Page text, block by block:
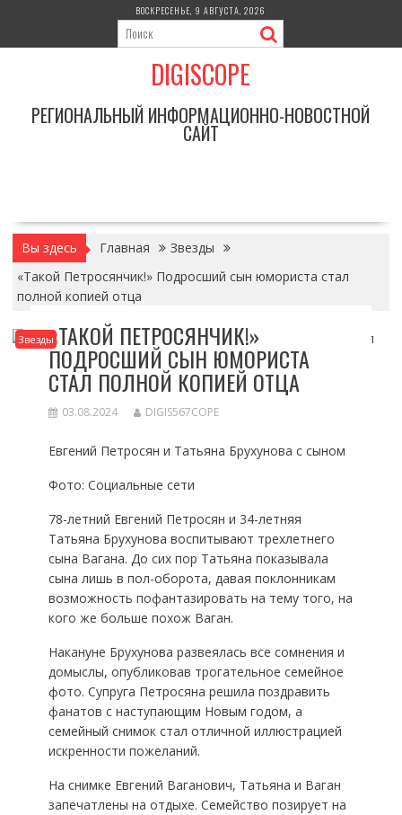
содержимому
ВОСКРЕСЕНЬЕ, 9 АВГУСТА, 2026
DIGISCOPE
РЕГИОНАЛЬНЫЙ ИНФОРМАЦИОННО-НОВОСТНОЙ
САЙТ
Вы здесь Главная
Звезды
«Такой Петросянчик!» Подросший сын юмориста стал
полной копией отца
Звезды«ТАКОЙ ПЕТРОСЯНЧИК!»
ПОДРОСШИЙ СЫН ЮМОРИСТА
СТАЛ ПОЛНОЙ КОПИЕЙ ОТЦА
03.08.2024 DIGIS567COPE
Евгений Петросян и Татьяна Брухунова с сыном
Фото: Социальные сети
78-летний Евгений Петросян и 34-летняя
Татьяна Брухунова воспитывают трехлетнего
сына Вагана. До сих пор Татьяна показывала
сына лишь в пол-оборота, давая поклонникам
возможность пофантазировать на тему того, на
кого же больше похож Ваган.
Накануне Брухунова развеялась все сомнения и
домыслы, опубликовав трогательное семейное
фото. Супруга Петросяна решила поздравить
фанатов с наступающим Новым годом, а
семейный снимок стал отличной иллюстрацией
искренности пожеланий.
На снимке Евгений Ваганович, Татьяна и Ваган
запечатлены на отдыхе. Семейство позирует на